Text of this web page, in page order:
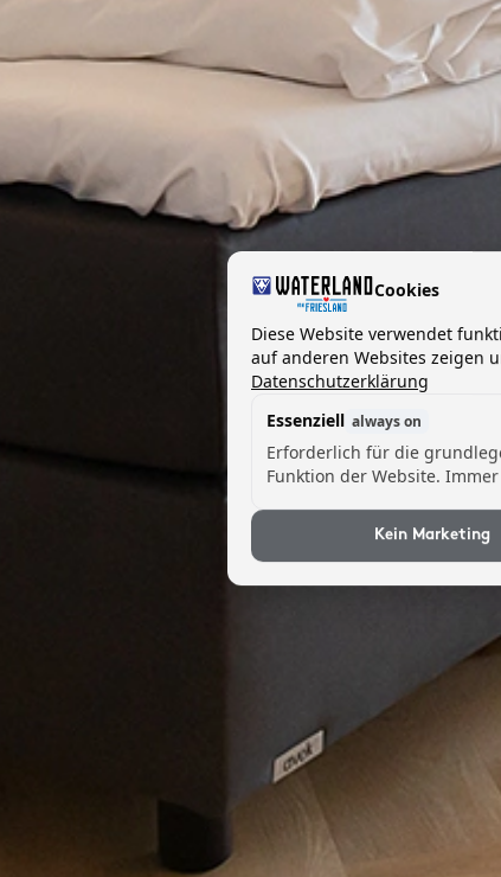
Cookies
Diese Website verwendet
auf anderen Websites zeigen
Datenschutzerklärung
Essenziell always on
Erforderlich für die
Funktion der Website. Immer
Kein Marketing